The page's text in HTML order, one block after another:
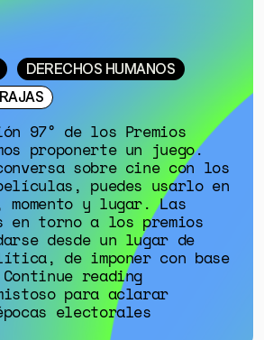
DERECHOS HUMANOS
97° de los Premios
proponerte un juego.
sobre cine con los
puedes usarlo en
y lugar. Las
en torno a los premios
desde un lugar de
de imponer con base
reading
para aclarar
electorales